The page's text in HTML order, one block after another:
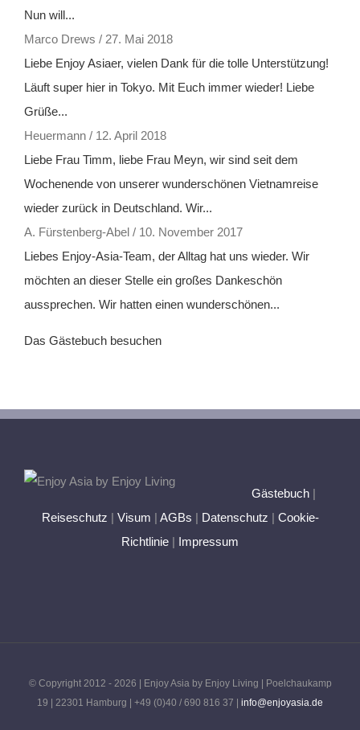
Nun will...
Marco Drews / 27. Mai 2018
Liebe Enjoy Asiaer, vielen Dank für die tolle Unterstützung!
Läuft super hier in Tokyo. Mit Euch immer wieder! Liebe
Grüße...
Heuermann / 12. April 2018
Liebe Frau Timm, liebe Frau Meyn, wir sind seit dem
Wochenende von unserer wunderschönen Vietnamreise
wieder zurück in Deutschland. Wir...
A. Fürstenberg-Abel / 10. November 2017
Liebes Enjoy-Asia-Team, der Alltag hat uns wieder. Wir
möchten an dieser Stelle ein großes Dankeschön
aussprechen. Wir hatten einen wunderschönen...
Das Gästebuch besuchen
Gästebuch |
Reiseschutz | Visum | AGBs | Datenschutz | Cookie-
Richtlinie | Impressum
© Copyright 2012 - 2026 | Enjoy Asia by Enjoy Living | Poelchaukamp
19 | 22301 Hamburg | +49 (0)40 / 690 816 37 | info@enjoyasia.de